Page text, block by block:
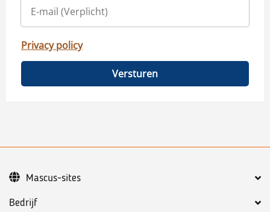
Privacy policy
Versturen
Bedrijf
Mascus-sites